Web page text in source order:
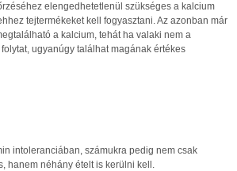
elengedhetetlenül szükséges a kalcium
tejtermékeket kell fogyasztani. Az azonban már
a kalcium, tehát ha valaki nem a
ugyanúgy találhat magának értékes
intoleranciában, számukra pedig nem csak
hanem néhány ételt is kerülni kell.